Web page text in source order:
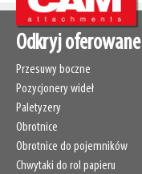
Weight 89kg
SKU 42674106
W6 1080mm
LL 68mm
HCG
VCG 287mm
Weight
SKU
Odkryj
Przesuwy boczne
Pozycjonery wideł
Paletyzery
Obrotnice
Obrotnice do pojemników
Chwytaki do rol papieru